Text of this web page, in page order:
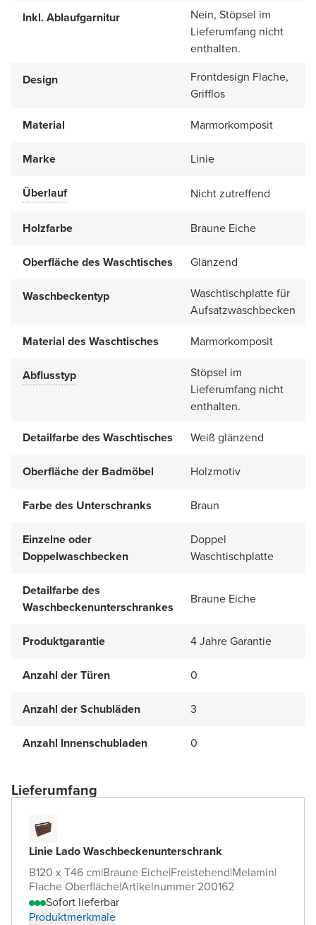
Inkl. Ablaufgarnitur
Nein, Stöpsel im
Lieferumfang nicht
enthalten.
Design
Frontdesign Flache,
Grifflos
Material
Marmorkomposit
Marke Linie
Überlauf Nicht zutreffend
Holzfarbe Braune Eiche
Oberfläche des Waschtisches Glänzend
Waschbeckentyp
Waschtischplatte für
Aufsatzwaschbecken
Material des Waschtisches
Marmorkomposit
Abflusstyp
Stöpsel im
Lieferumfang nicht
enthalten.
Detailfarbe des Waschtisches
Weiß glänzend
Oberfläche der Badmöbel Holzmotiv
Farbe des Unterschranks Braun
Einzelne oder
Doppelwaschbecken
Doppel
Waschtischplatte
Detailfarbe des
Waschbeckenunterschrankes
Braune Eiche
Produktgarantie 4 Jahre Garantie
Anzahl der Türen 0
Anzahl der Schubläden 3
Anzahl Innenschubladen 0
Lieferumfang
Linie Lado Waschbeckenunterschrank
B120 x T46 cm|Braune Eiche|Freistehend|Melamin|
Flache Oberfläche|Artikelnummer 200162
Sofort lieferbar
Produktmerkmale